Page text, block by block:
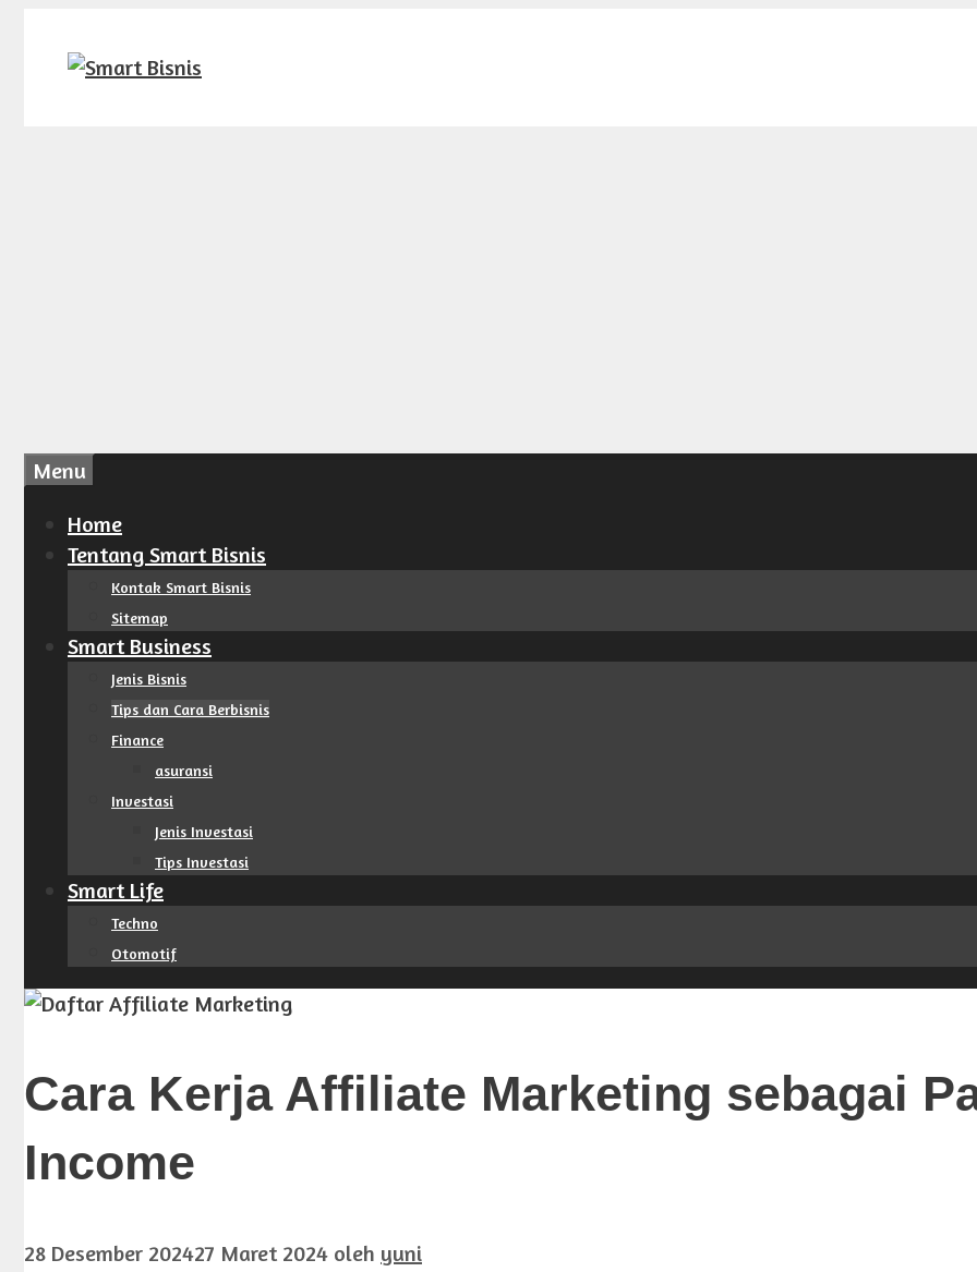
Menu
Home
Tentang Smart Bisnis
Kontak Smart Bisnis
Sitemap
Smart Business
Jenis Bisnis
Tips dan Cara Berbisnis
Finance
asuransi
Investasi
Jenis Investasi
Tips Investasi
Smart Life
Techno
Otomotif
Cara Kerja Affiliate Marketing sebagai
Income
28 Desember 202427 Maret 2024 oleh yuni